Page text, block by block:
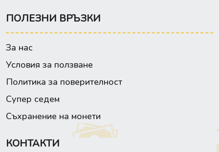
ПОЛЕЗНИ ВРЪЗКИ
За нас
Условия за ползване
Политика за поверителност
Супер седем
Съхранение на монети
КОНТАКТИ